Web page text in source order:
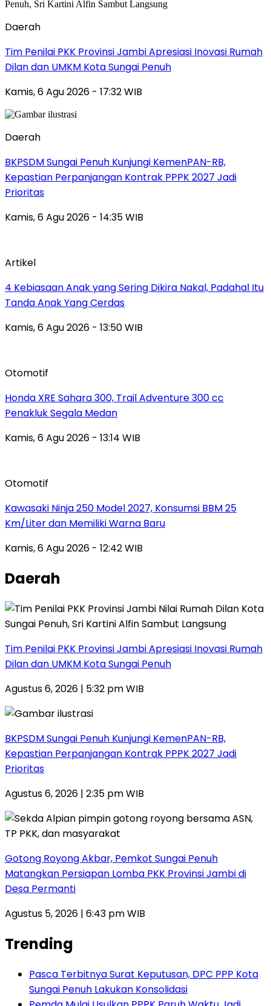
Daerah
Tim Penilai PKK Provinsi Jambi Apresiasi Inovasi Rumah
Dilan dan UMKM Kota Sungai Penuh
Kamis, 6 Agu 2026 - 17:32 WIB
Daerah
BKPSDM Sungai Penuh Kunjungi KemenPAN-RB,
Kepastian Perpanjangan Kontrak PPPK 2027 Jadi
Prioritas
Kamis, 6 Agu 2026 - 14:35 WIB
Artikel
4 Kebiasaan Anak yang Sering Dikira Nakal, Padahal Itu
Tanda Anak Yang Cerdas
Kamis, 6 Agu 2026 - 13:50 WIB
Otomotif
Honda XRE Sahara 300, Trail Adventure 300 cc
Penakluk Segala Medan
Kamis, 6 Agu 2026 - 13:14 WIB
Otomotif
Kawasaki Ninja 250 Model 2027, Konsumsi BBM 25
Km/Liter dan Memiliki Warna Baru
Kamis, 6 Agu 2026 - 12:42 WIB
Daerah
Tim Penilai PKK Provinsi Jambi Apresiasi Inovasi Rumah
Dilan dan UMKM Kota Sungai Penuh
Agustus 6, 2026 | 5:32 pm WIB
BKPSDM Sungai Penuh Kunjungi KemenPAN-RB,
Kepastian Perpanjangan Kontrak PPPK 2027 Jadi
Prioritas
Agustus 6, 2026 | 2:35 pm WIB
Gotong Royong Akbar, Pemkot Sungai Penuh
Matangkan Persiapan Lomba PKK Provinsi Jambi di
Desa Permanti
Agustus 5, 2026 | 6:43 pm WIB
Trending
Pasca Terbitnya Surat Keputusan, DPC PPP Kota
Sungai Penuh Lakukan Konsolidasi